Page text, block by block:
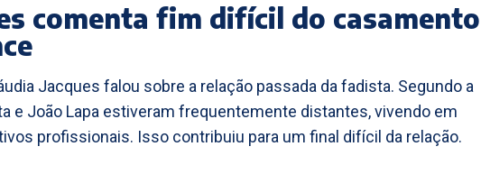
comenta fim difícil do casamento
Jacques falou sobre a relação passada da fadista. Segundo a
e João Lapa estiveram frequentemente distantes, vivendo em
profissionais. Isso contribuiu para um final difícil da relação.